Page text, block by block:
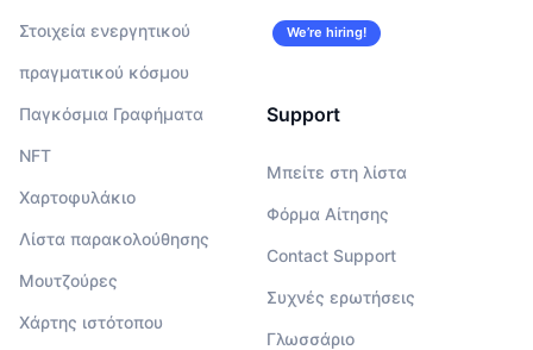
Στοιχεία ενεργητικού
πραγματικού κόσμου
Παγκόσμια Γραφήματα
NFT
Χαρτοφυλάκιο
Λίστα παρακολούθησης
Μουτζούρες
Χάρτης ιστότοπου
We’re hiring!
Support
Μπείτε στη λίστα
Φόρμα Αίτησης
Contact Support
Συχνές ερωτήσεις
Γλωσσάριο